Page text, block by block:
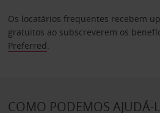
Os locatários frequentes recebem
gratuitos ao subscreverem os
Preferred.
COMO PODEMOS AJUDÁ-